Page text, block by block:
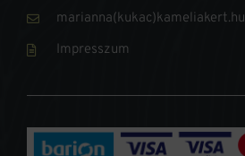
marianna(kukac)kameliakert.hu
Impresszum